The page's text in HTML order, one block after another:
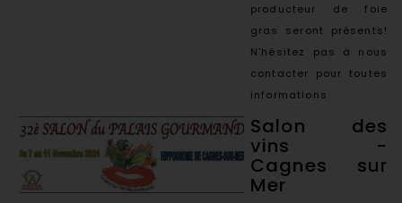
producteur de foie
gras seront présents!
N'hésitez pas à nous
contacter pour toutes
informations
Salon des
vins -
Cagnes sur
Mer